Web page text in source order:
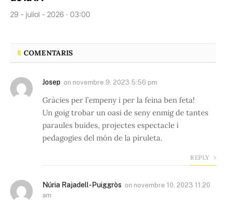
29 - juliol - 2026 · 03:00
8 COMENTARIS
Josep on novembre 9, 2023 5:56 pm
Gràcies per l’empeny i per la feina ben feta!
Un goig trobar un oasi de seny enmig de tantes
paraules buides, projectes espectacle i
pedagogies del món de la piruleta.
REPLY
Núria Rajadell-Puiggròs on novembre 10, 2023 11:20
am